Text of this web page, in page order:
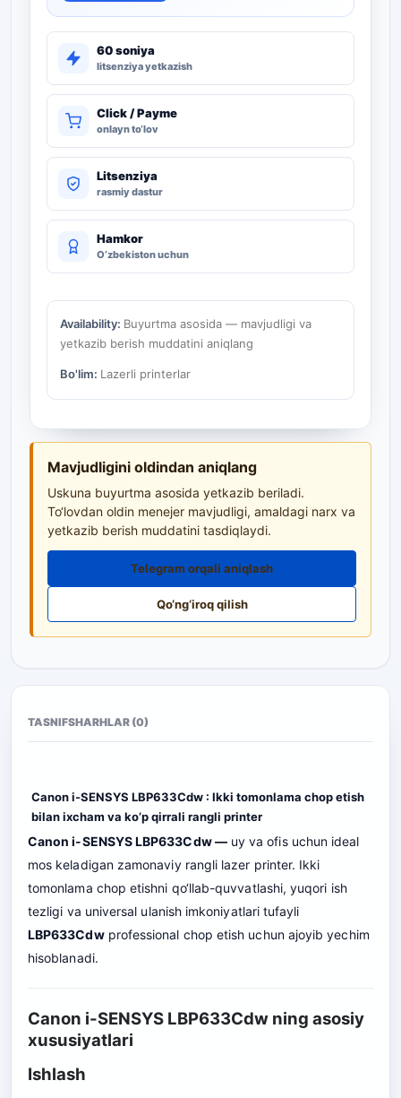
60 soniya
litsenziya yetkazish
Click / Payme
onlayn to‘lov
Litsenziya
rasmiy dastur
Hamkor
O‘zbekiston uchun
Availability: Buyurtma asosida — mavjudligi va
yetkazib berish muddatini aniqlang
Bo'lim: Lazerli printerlar
Mavjudligini oldindan aniqlang
Uskuna buyurtma asosida yetkazib beriladi.
To‘lovdan oldin menejer mavjudligi, amaldagi narx va
yetkazib berish muddatini tasdiqlaydi.
Telegram orqali aniqlash
Qo‘ng‘iroq qilish
TASNIFSHARHLAR (0)
Canon i-SENSYS LBP633Cdw : Ikki tomonlama chop etish
bilan ixcham va ko’p qirrali rangli printer
Canon i-SENSYS LBP633Cdw —uy va ofis uchun ideal
mos keladigan zamonaviy rangli lazer printer. Ikki
tomonlama chop etishni qo‘llab-quvvatlashi, yuqori ish
tezligi va universal ulanish imkoniyatlari tufayli
LBP633Cdwprofessional chop etish uchun ajoyib yechim
hisoblanadi.
Canon i-SENSYS LBP633Cdw ning asosiy
xususiyatlari
Ishlash